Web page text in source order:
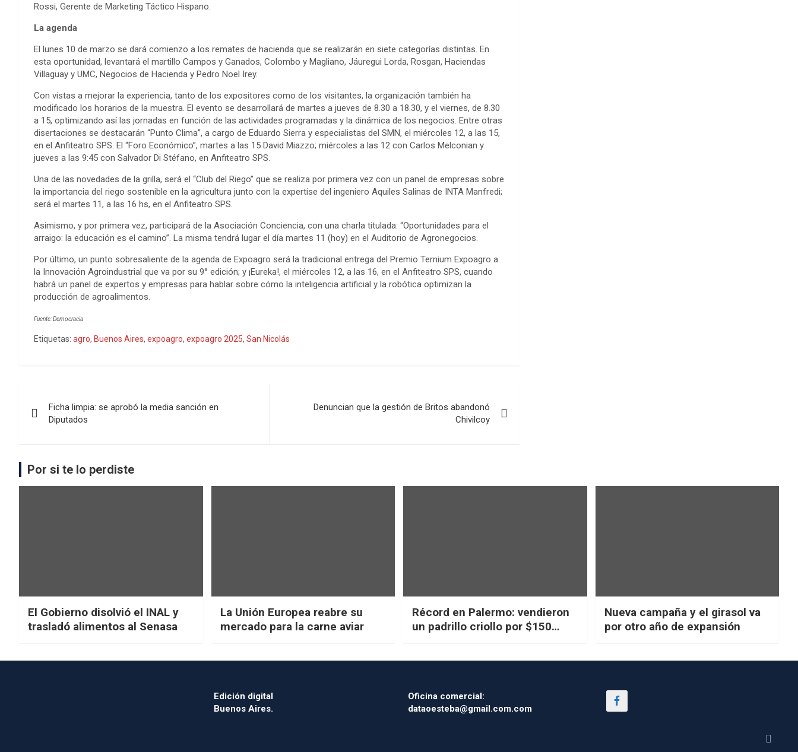
Rossi, Gerente de Marketing Táctico Hispano.
La agenda
El lunes 10 de marzo se dará comienzo a los remates de hacienda que se realizarán en siete categorías distintas. En
esta oportunidad, levantará el martillo Campos y Ganados, Colombo y Magliano, Jáuregui Lorda, Rosgan, Haciendas
Villaguay y UMC, Negocios de Hacienda y Pedro Noel Irey.
Con vistas a mejorar la experiencia, tanto de los expositores como de los visitantes, la organización también ha
modificado los horarios de la muestra. El evento se desarrollará de martes a jueves de 8.30 a 18.30, y el viernes, de 8.30
a 15, optimizando así las jornadas en función de las actividades programadas y la dinámica de los negocios. Entre otras
disertaciones se destacarán “Punto Clima”, a cargo de Eduardo Sierra y especialistas del SMN, el miércoles 12, a las 15,
en el Anfiteatro SPS. El “Foro Económico”, martes a las 15 David Miazzo; miércoles a las 12 con Carlos Melconian y
jueves a las 9:45 con Salvador Di Stéfano, en Anfiteatro SPS.
Una de las novedades de la grilla, será el “Club del Riego” que se realiza por primera vez con un panel de empresas sobre
la importancia del riego sostenible en la agricultura junto con la expertise del ingeniero Aquiles Salinas de INTA Manfredi;
será el martes 11, a las 16 hs, en el Anfiteatro SPS.
Asimismo, y por primera vez, participará de la Asociación Conciencia, con una charla titulada: “Oportunidades para el
arraigo: la educación es el camino”. La misma tendrá lugar el día martes 11 (hoy) en el Auditorio de Agronegocios.
Por último, un punto sobresaliente de la agenda de Expoagro será la tradicional entrega del Premio Ternium Expoagro a
la Innovación Agroindustrial que va por su 9° edición; y ¡Eureka!, el miércoles 12, a las 16, en el Anfiteatro SPS, cuando
habrá un panel de expertos y empresas para hablar sobre cómo la inteligencia artificial y la robótica optimizan la
producción de agroalimentos.
Fuente: Democracia
Etiquetas: agro, Buenos Aires, expoagro, expoagro 2025, San Nicolás
Ficha limpia: se aprobó la media sanción en
Diputados
Denuncian que la gestión de Britos abandonó
Chivilcoy
Por si te lo perdiste
El Gobierno disolvió el INAL y
trasladó alimentos al Senasa
La Unión Europea reabre su
mercado para la carne aviar
Récord en Palermo: vendieron
un padrillo criollo por $150
millones
Nueva campaña y el girasol va
por otro año de expansión
Edición digital
Buenos Aires.
Oficina comercial:
dataoesteba@gmail.com.com